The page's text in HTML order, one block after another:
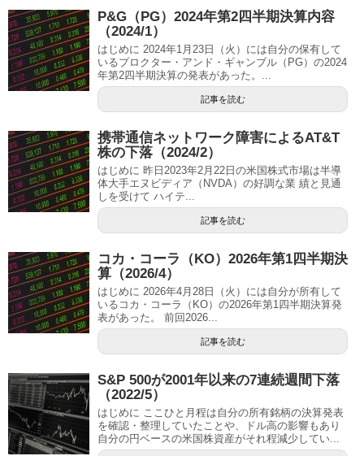
P&G（PG）2024年第2四半期決算内容
（2024/1）
はじめに 2024年1月23日（火）には自分の保有して
いるプロクター・アンド・ギャンブル（PG）の2024
年第2四半期決算の発表があった。...
記事を読む
携帯通信ネットワーク障害によるAT&T
株の下落（2024/2）
はじめに 昨日2023年2月22日の米国株式市場は半導
体大手エヌビディア（NVDA）の好調な業 績と見通
しを受けて ハイテ...
記事を読む
コカ・コーラ（KO）2026年第1四半期決
算（2026/4）
はじめに 2026年4月28日（火）には自分が所有して
いるコカ・コーラ（KO）の2026年第1四半期決算発
表があった。 前回2026...
記事を読む
S&P 500が2001年以来の7連続週間下落
（2022/5）
はじめに ここひと月程は自分の所有銘柄の決算発表
を確認・整理していたことや、ドル高の影響もあり
自分の円ベースの米国株資産がそれ程減少してい...